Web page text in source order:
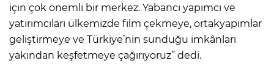
için çok önemli bir merkez. Yabancı yapımcı ve
yatırımcıları ülkemizde film çekmeye, ortakyapımlar
geliştirmeye ve Türkiye’nin sunduğu imkânları
yakından keşfetmeye çağırıyoruz” dedi.